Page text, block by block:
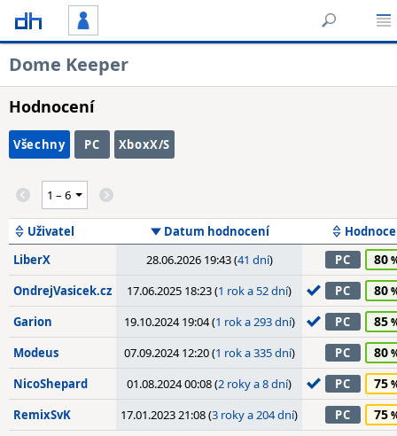
Dome Keeper
Hodnocení
Všechny PC XboxX/S
Uživatel Datum hodnocení
LiberX
28.06.2026 19:43 (41 dní) PC 80
OndrejVasicek.cz 17.06.2025 18:23 (1 rok a 52 dní) PC 80
Garion 19.10.2024 19:04 (1 rok a 293 dní) PC 85
Modeus 07.09.2024 12:20 (1 rok a 335 dní) PC 80
NicoShepard 01.08.2024 00:08 (2 roky a 8 dní) PC 75
RemixSvK 17.01.2023 21:08 (3 roky a 204 dní) PC 75